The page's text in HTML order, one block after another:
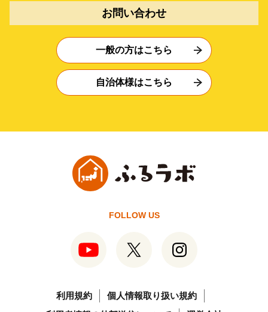
お問い合わせ
一般の方はこちら
自治体様はこちら
FOLLOW US
利用規約
個人情報取り扱い規約